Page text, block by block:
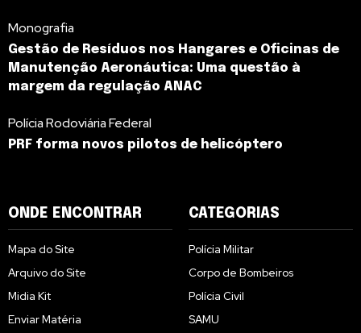
Monografia
Gestão de Resíduos nos Hangares e Oficinas de
Manutenção Aeronáutica: Uma questão à
margem da regulação ANAC
Polícia Rodoviária Federal
PRF forma novos pilotos de helicóptero
ONDE ENCONTRAR
Mapa do Site
Arquivo do Site
Midia Kit
Enviar Matéria
CATEGORIAS
Polícia Militar
Corpo de Bombeiros
Polícia Civil
SAMU